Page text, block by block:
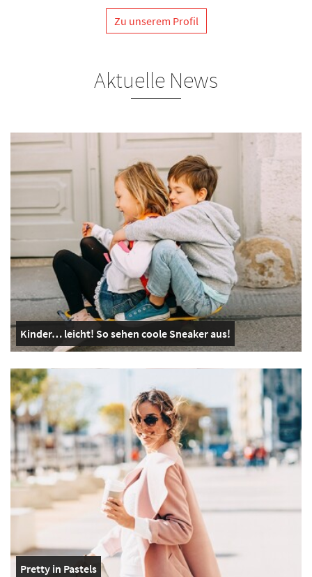
Zu unserem Profil
Aktuelle News
Kinder… leicht! So sehen coole Sneaker aus!
Pretty in Pastels